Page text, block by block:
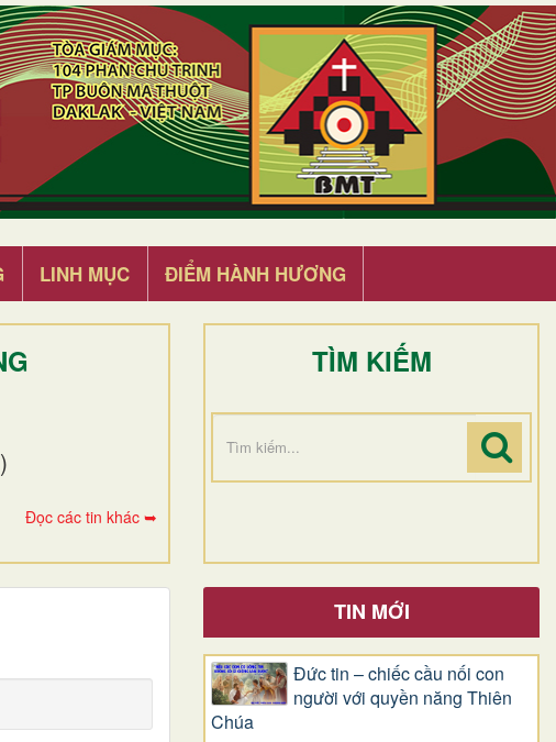
LINH MỤC ĐIỂM HÀNH HƯƠNG
Đọc các tin khác ➥
TÌM KIẾM
TIN MỚI
Đức tin – chiếc cầu nối con
người với quyền năng Thiên
Chúa